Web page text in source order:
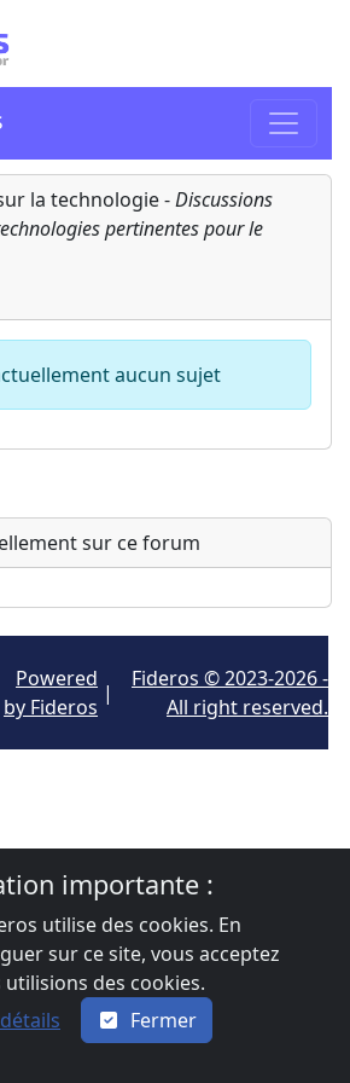
la technologie -Discussions
pertinentes pour le
aucun sujet
sur ce forum
importante :
utilise des cookies. En
sur ce site, vous acceptez
utilisions des cookies.
Fermer
Powered
by Fideros
|
Fideros © 2023-2026 -
All right reserved.